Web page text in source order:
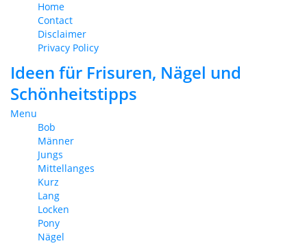
Home
Contact
Disclaimer
Privacy Policy
Ideen für Frisuren, Nägel und
Schönheitstipps
Menu
Bob
Männer
Jungs
Mittellanges
Kurz
Lang
Locken
Pony
Nägel